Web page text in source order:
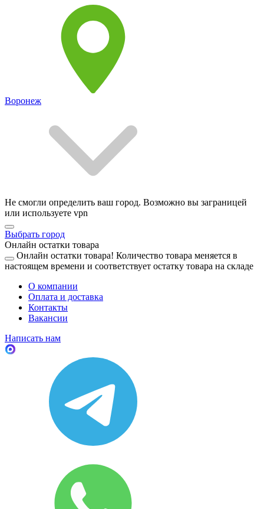
Воронеж
Не смогли определить ваш город. Возможно вы заграницей
или используете vpn
Выбрать город
Онлайн остатки товара
Онлайн остатки товара! Количество товара меняется в
настоящем времени и соответствует остатку товара на складе
О компании
Оплата и доставка
Контакты
Вакансии
Написать нам